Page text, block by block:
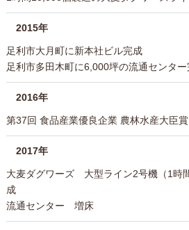
2015年
足利市大月町に新本社ビル完成
足利市多田木町に6,000坪の流通センター
2016年
第37回 食品産業優良企業 農林水産大臣
2017年
大麦ダグワーズ 大型ライン2号機（1時
成
流通センター 増床